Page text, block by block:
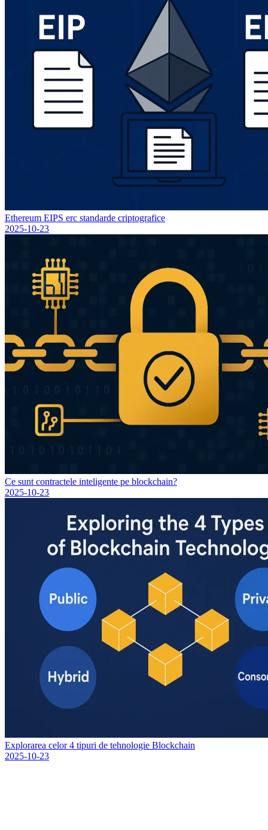
Ethereum EIPS erc standarde criptografice
2025-10-23
Ce sunt contractele inteligente pe blockchain?
2025-10-23
Explorarea celor 4 tipuri de tehnologie Blockchain
2025-10-23